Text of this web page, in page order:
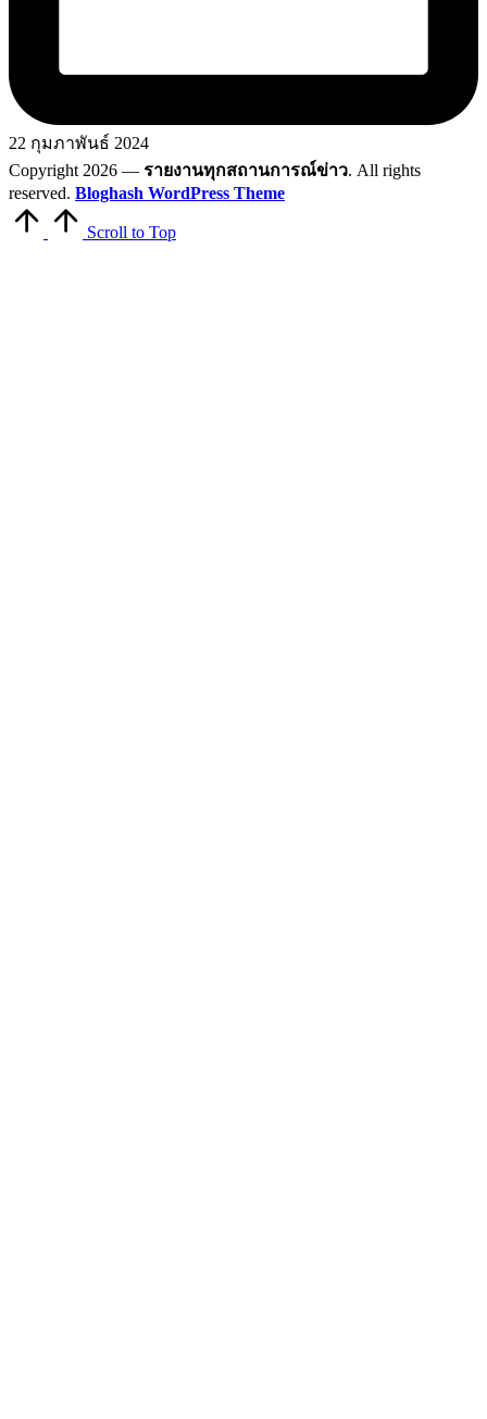
22 กุมภาพันธ์ 2024
Copyright 2026 — รายงานทุกสถานการณ์ข่าว. All rights
reserved. Bloghash WordPress Theme
Scroll to Top